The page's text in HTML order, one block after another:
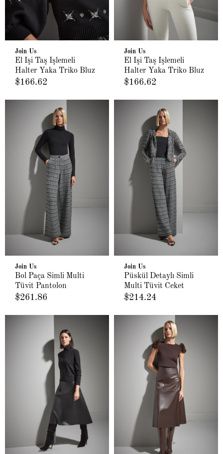
Join Us
El İşi Taş İşlemeli
Halter Yaka Triko Bluz
$166.62
Join Us
El İşi Taş İşlemeli
Halter Yaka Triko Bluz
$166.62
Join Us
Bol Paça Simli Multi
Tüvit Pantolon
$261.86
Join Us
Püskül Detaylı Simli
Multi Tüvit Ceket
$214.24